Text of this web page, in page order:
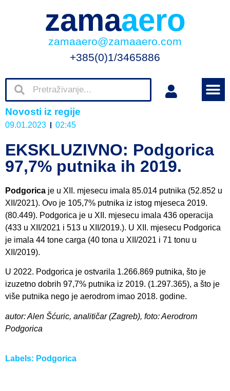
zamaaero
zamaaero@zamaaero.com
+385(0)1/3465886
Novosti iz regije
09.01.2023 02:45
EKSKLUZIVNO: Podgorica
97,7% putnika ih 2019.
Podgorica je u XII. mjesecu imala 85.014 putnika (52.852 u
XII/2021). Ovo je 105,7% putnika iz istog mjeseca 2019.
(80.449). Podgorica je u XII. mjesecu imala 436 operacija
(433 u XII/2021 i 513 u XII/2019.). U XII. mjesecu Podgorica
je imala 44 tone carga (40 tona u XII/2021 i 71 tonu u
XII/2019).
U 2022. Podgorica je ostvarila 1.266.869 putnika, što je
izuzetno dobrih 97,7% putnika iz 2019. (1.297.365), a što je
više putnika nego je aerodrom imao 2018. godine.
autor: Alen Šćuric, analitičar (Zagreb), foto: Aerodrom
Podgorica
Labels: Podgorica